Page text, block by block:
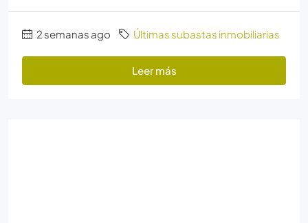
2 semanas ago Últimas subastas inmobiliarias
Leer más